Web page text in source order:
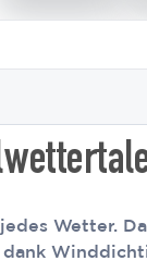
Wetter.